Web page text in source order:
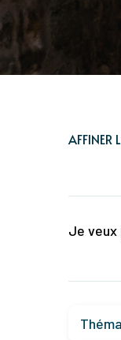
AFFINER
Je veux